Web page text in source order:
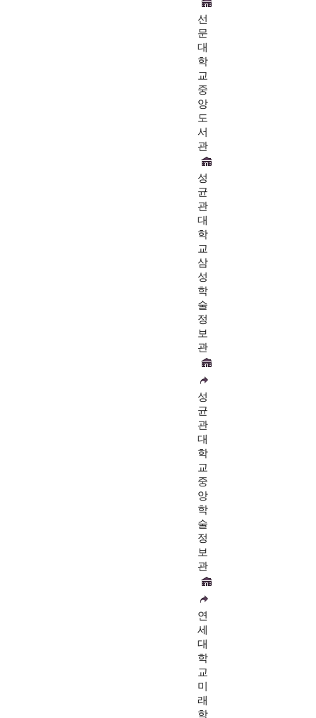
선
문
대
학
교
중
앙
도
서
관
성
균
관
대
학
교
삼
성
학
술
정
보
관
성
균
관
대
학
교
중
앙
학
술
정
보
관
연
세
대
학
교
미
래
학